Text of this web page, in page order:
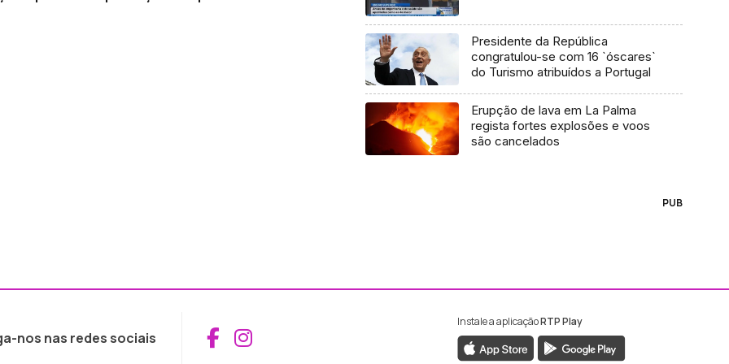
Presidente da República
congratulou-se com 16 `óscares`
do Turismo atribuídos a Portugal
Erupção de lava em La Palma
regista fortes explosões e voos
são cancelados
PUB
nos nas redes sociais Aceder ao Facebook da RTP Madeira
Aceder ao Instagram da RTP Madeira
Instale a aplicaçãoRTP Play